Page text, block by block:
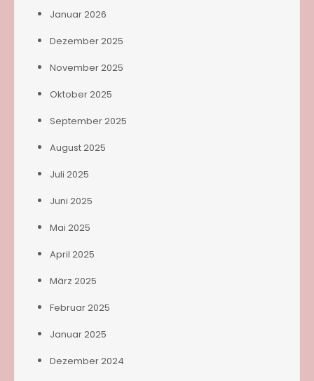
Januar 2026
Dezember 2025
November 2025
Oktober 2025
September 2025
August 2025
Juli 2025
Juni 2025
Mai 2025
April 2025
März 2025
Februar 2025
Januar 2025
Dezember 2024